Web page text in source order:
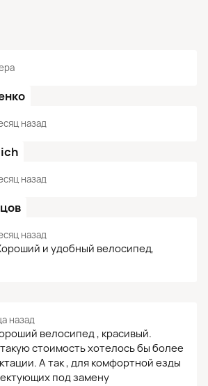
назад
назад
назад
и удобный велосипед,
назад
велосипед , красивый.
стоимость хотелось бы более
А так , для комфортной езды
под замену